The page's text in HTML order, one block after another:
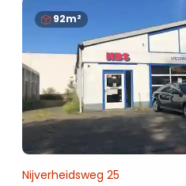
92m²
Nijverheidsweg 25